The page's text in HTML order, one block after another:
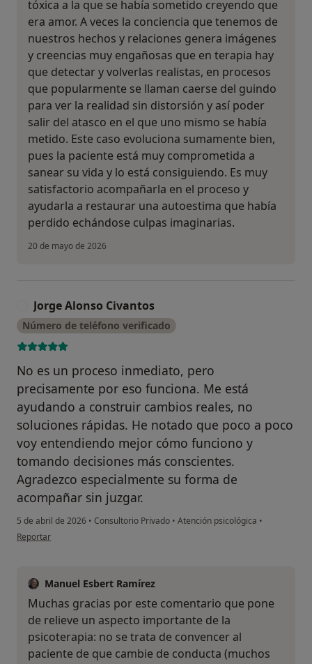
tóxica a la que se había sometido creyendo que
era amor. A veces la conciencia que tenemos de
nuestros hechos y relaciones genera imágenes
y creencias muy engañosas que en terapia hay
que detectar y volverlas realistas, en procesos
que popularmente se llaman caerse del guindo
para ver la realidad sin distorsión y así poder
salir del atasco en el que uno mismo se había
metido. Este caso evoluciona sumamente bien,
pues la paciente está muy comprometida a
sanear su vida y lo está consiguiendo. Es muy
satisfactorio acompañarla en el proceso y
ayudarla a restaurar una autoestima que había
perdido echándose culpas imaginarias.
20 de mayo de 2026
Jorge Alonso Civantos
Número de teléfono verificado
No es un proceso inmediato, pero
precisamente por eso funciona. Me está
ayudando a construir cambios reales, no
soluciones rápidas. He notado que poco a poco
voy entendiendo mejor cómo funciono y
tomando decisiones más conscientes.
Agradezco especialmente su forma de
acompañar sin juzgar.
5 de abril de 2026 • Consultorio Privado • Atención psicológica •
en opinión del usuario Jorge Alonso Civantos
Reportar
Manuel Esbert Ramírez
Muchas gracias por este comentario que pone
de relieve un aspecto importante de la
psicoterapia: no se trata de convencer al
paciente de que cambie de conducta (muchos